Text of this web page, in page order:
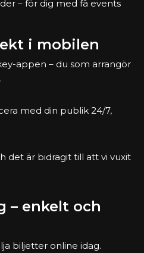
– för dig med få events
i mobilen
appen – du som arrangör
med din publik 24/7,
det är bidragit till att vi vuxit
– enkelt och
biljetter online idag.